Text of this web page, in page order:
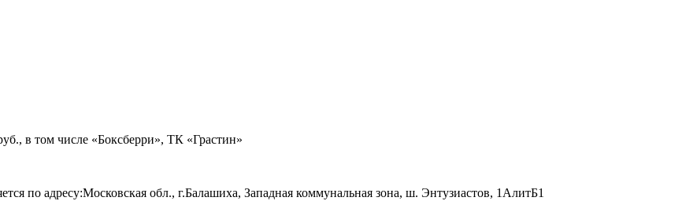
в том числе «Боксберри», ТК «Грастин»
по адресу:Московская обл., г.Балашиха, Западная коммунальная зона, ш. Энтузиастов, 1АлитБ1